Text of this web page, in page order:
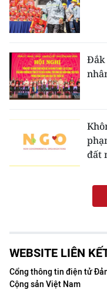
Đắk
đất
WEBSITE LIÊN
Cổng thông tin điện tử
Cộng sản Việt Nam